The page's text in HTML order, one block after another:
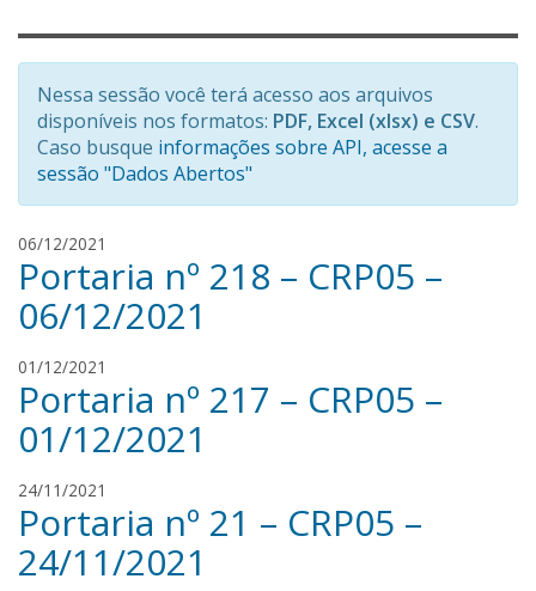
Nessa sessão você terá acesso aos arquivos
disponíveis nos formatos: PDF, Excel (xlsx) e CSV.
Caso busque informações sobre API, acesse a
sessão "Dados Abertos"
06/12/2021
e
n
a
i
l
v
Portaria nº 218 – CRP05 –
06/12/2021
01/12/2021
e
n
a
i
v
Portaria nº 217 – CRP05 –
01/12/2021
24/11/2021
e
n
a
Portaria nº 21 – CRP05 –
24/11/2021